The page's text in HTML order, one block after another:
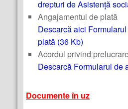
drepturi de Asistență
Angajamentul de plată
Descarcă aici
plată (36 Kb)
Acordul privind
Descarcă Formularul de
Documente în uz